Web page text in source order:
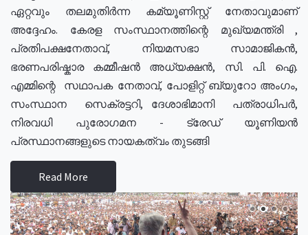
ഏറ്റവും തലമുതിർന്ന കമ്യൂണിസ്റ്റ് നേതാവുമാണ്
അദ്ദേഹം. കേരള സംസ്ഥാനത്തിന്റെ മുഖ്യമന്ത്രി ,
പ്രതിപക്ഷനേതാവ്, നിയമസഭാ സാമാജികൻ,
ഭരണപരിഷ്കാര കമ്മീഷൻ അധ്യക്ഷൻ, സി. പി. ഐ.
എമ്മിന്റെ സഥാപക നേതാവ്, പോളിറ്റ് ബ്യുറോ അംഗം,
സംസ്ഥാന സെക്രട്ടറി, ദേശാഭിമാനി പത്രാധിപർ,
നിരവധി പുരോഗമന - ട്രേഡ് യൂണിയൻ
പ്രസ്ഥാനങ്ങളുടെ നായകത്വം തുടങ്ങി
Read More